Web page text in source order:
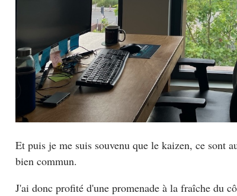
Et puis je me suis souvenu que le kaizen, ce sont
bien commun.
J'ai donc profité d'une promenade à la fraîche du